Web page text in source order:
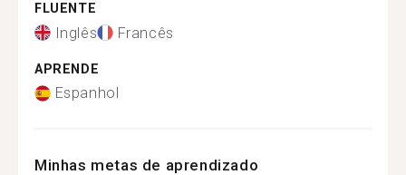
FLUENTE
Inglês Francês
APRENDE
Espanhol
Minhas metas de aprendizado